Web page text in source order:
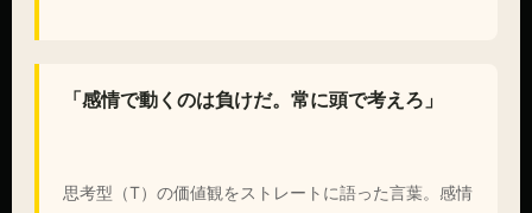
「感情で動くのは負けだ。常に頭で考えろ」
思考型（T）の価値観をストレートに語った言葉。感情